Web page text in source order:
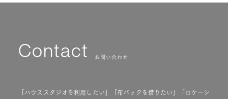
Contact お問い合わせ
「ハウススタジオを利用したい」「布バックを借りたい」「ロケーシ